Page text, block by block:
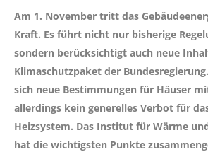
Am 1. November tritt das
Kraft. Es führt nicht nur bisherige
sondern berücksichtigt auch neue
Klimaschutzpaket der
sich neue Bestimmungen für Häuser
allerdings kein generelles Verbot für
Heizsystem. Das Institut für Wärme
hat die wichtigsten Punkte